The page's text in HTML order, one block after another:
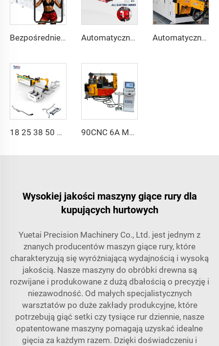
Bezpośrednie sprzedaży z fabryki podwójna głowica automatycznego hydraulicznego zginacza rur ze stali węglowej maszyna do gięcia rur i rur Automatyczna w pełni elektryczna obrotowa dwukierunkowa seria CNC do gięcia rur metalowych i stalowych Maszyna do gięcia rur Automatyczna Dwuramienna Maszyna Gięcia Rur CNC jednoczesny system gięcia dwustronnego dla wydechów i balustrad maszyna do gięcia rur
18 25 38 50 CNC 4A 2S Maszyna do gięcia rur automatycznych i cienkościennych z funkcją gięcia hydraulicznego o średnicy 1 cala, 2 cali, 3 cali Linia cenowa 90CNC 6A MS CNC Giętarka rur żeliwnych prostokątnych z silnikiem
Wysokiej jakości maszyny giące rury dla
kupujących hurtowych
Yuetai Precision Machinery Co., Ltd. jest jednym z
znanych producentów maszyn giące rury, które
charakteryzują się wyróżniającą wydajnością i wysoką
jakością. Nasze maszyny do obróbki drewna są
rozwijane i produkowane z dużą dbałością o precyzję i
niezawodność. Od małych specjalistycznych
warsztatów po duże zakłady produkcyjne, które
potrzebują giąć setki czy tysiące rur dziennie, nasze
opatentowane maszyny pomagają uzyskać idealne
gięcia za każdym razem. Dzięki doświadczeniu i